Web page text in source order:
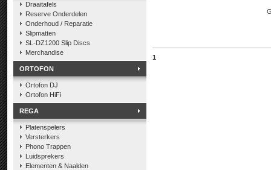
Draaitafels
Reserve Onderdelen
Onderhoud / Reparatie
Slipmatten
SL-DZ1200 Slip Discs
Merchandise
ORTOFON
Ortofon DJ
Ortofon HiFi
REGA
Platenspelers
Versterkers
Phono Trappen
Luidsprekers
Elementen & Naalden
1